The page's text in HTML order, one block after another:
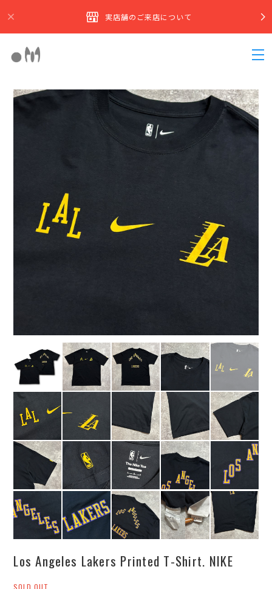
実店舗のご来店について
Los Angeles Lakers Printed T-Shirt. NIKE
SOLD OUT